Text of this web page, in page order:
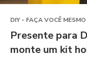
DIY - FAÇA VOCÊ MESMO
Presente para
monte um kit